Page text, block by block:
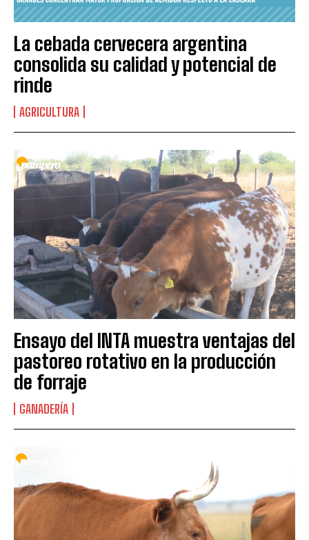
La cebada cervecera argentina
consolida su calidad y potencial de
rinde
AGRICULTURA
Ensayo del INTA muestra ventajas del
pastoreo rotativo en la producción
de forraje
GANADERÍA